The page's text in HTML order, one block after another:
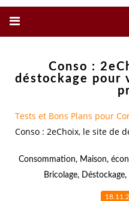
Conso :
déstockage pour
Tests et Bons Plans pour
Conso : 2eChoix, le site de
Consommation, Maison,
Bricolage, Déstockage,